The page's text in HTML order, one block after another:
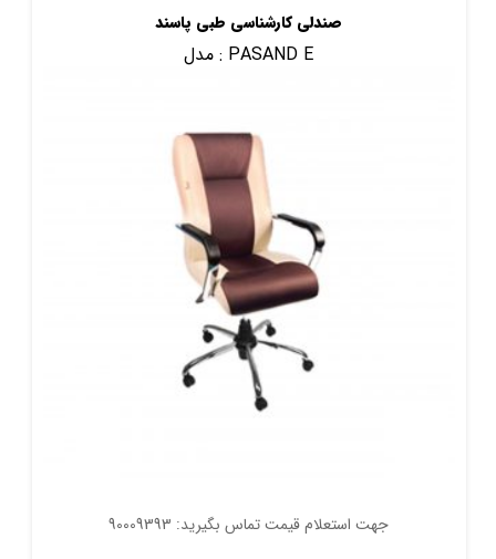
صندلی کارشناسی طبی پاسند
مدل : PASAND E
جهت استعلام قیمت تماس بگیرید: 90009393